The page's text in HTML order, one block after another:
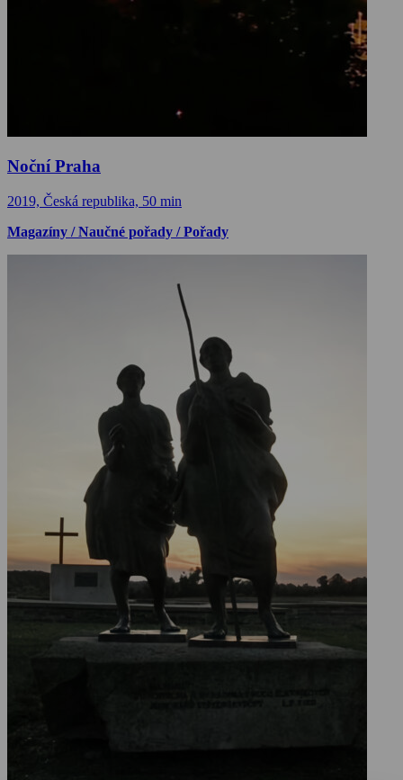
Noční Praha
2019, Česká republika, 50 min
Magazíny / Naučné pořady / Pořady